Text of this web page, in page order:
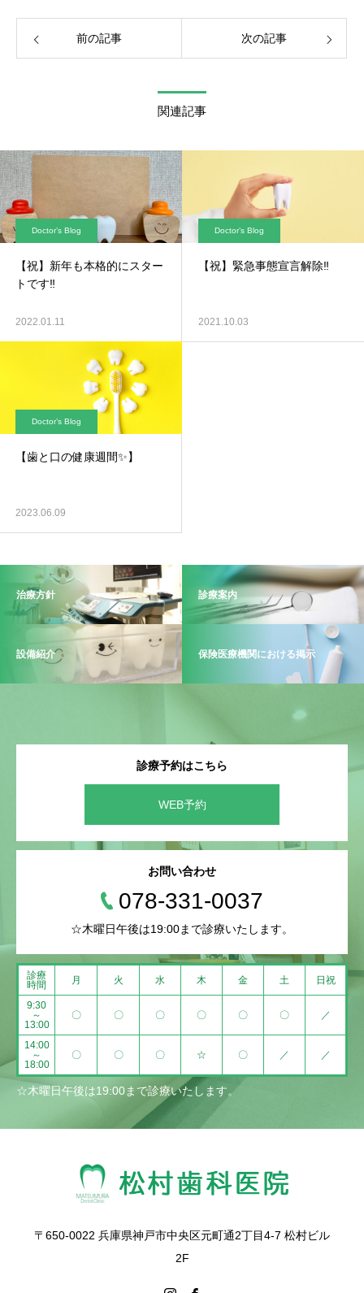
前の記事 次の記事
関連記事
Doctor’s Blog
【祝】新年も本格的にスター
トです‼
2022.01.11
Doctor’s Blog
【祝】緊急事態宣言解除‼
2021.10.03
Doctor’s Blog
【歯と口の健康週間✨】
2023.06.09
治療方針 診療案内
設備紹介 保険医療機関における掲示
診療予約はこちら
WEB予約
お問い合わせ
078-331-0037
☆木曜日午後は19:00まで診療いたします。
診療
時間
月 火 水 木 金 土 日祝
9:30
～
13:00
〇 〇 〇 〇 〇 〇 ／
14:00
～
18:00
〇 〇 〇 ☆ 〇 ／ ／
☆木曜日午後は19:00まで診療いたします。
〒650-0022 兵庫県神戸市中央区元町通2丁目4-7 松村ビル
2F